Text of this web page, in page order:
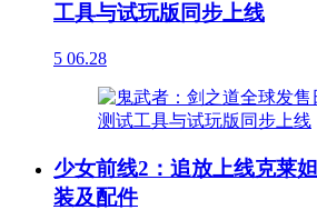
工具与试玩版同步上线
5 06.28
少女前线2：追放上线克莱
装及配件